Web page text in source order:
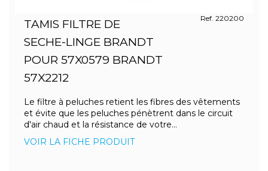
TAMIS FILTRE DE
SECHE-LINGE BRANDT
POUR 57X0579 BRANDT
57X2212
Ref. 220200
Le filtre à peluches retient les fibres des vêtements
et évite que les peluches pénètrent dans le circuit
d'air chaud et la résistance de votre...
VOIR LA FICHE PRODUIT